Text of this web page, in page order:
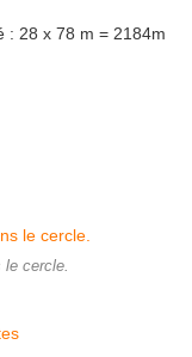
: 28 x 78 m = 2184m
le cercle.